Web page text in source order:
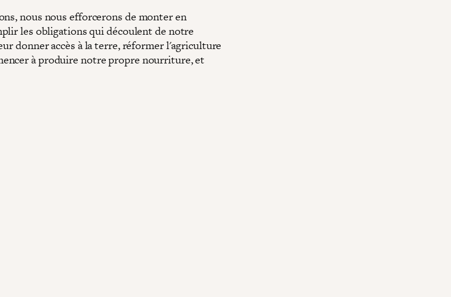
nous nous efforcerons de monter en
les obligations qui découlent de notre
donner accès à la terre, réformer l'agriculture
à produire notre propre nourriture, et